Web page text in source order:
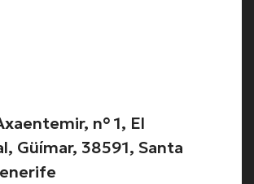
n° 1, El
Güímar, 38591, Santa